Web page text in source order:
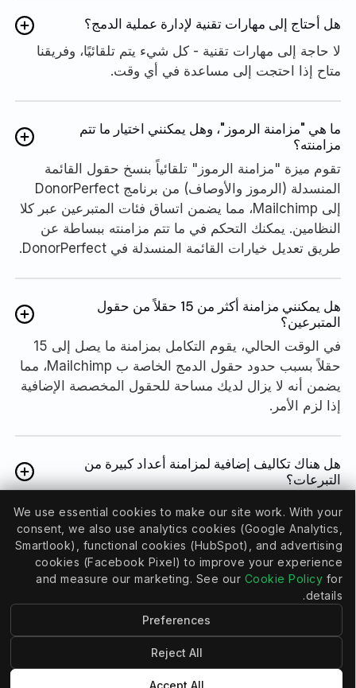
هل أحتاج إلى مهارات تقنية لإدارة عملية الدمج؟
لا حاجة إلى مهارات تقنية - كل شيء يتم تلقائيًا، وفريقنا
متاح إذا احتجت إلى مساعدة في أي وقت.
ما هي "مزامنة الرموز"، وهل يمكنني اختيار ما تتم
مزامنته؟
تقوم ميزة "مزامنة الرموز" تلقائياً بنسخ حقول القائمة
المنسدلة (الرموز والأوصاف) من برنامج DonorPerfect
إلى Mailchimp، مما يضمن اتساق فئات المتبرعين عبر كلا
النظامين. يمكنك التحكم في ما تتم مزامنته ببساطة عن
طريق تعديل خيارات القائمة المنسدلة في DonorPerfect.
هل يمكنني مزامنة أكثر من 15 حقلاً من حقول
المتبرعين؟
في الوقت الحالي، يقوم التكامل بمزامنة ما يصل إلى 15
حقلاً بسبب حدود حقول الدمج الخاصة ب Mailchimp، مما
يضمن أنه لا يزال لديك مساحة للحقول المخصصة الإضافية
إذا لزم الأمر.
هل هناك تكاليف إضافية لمزامنة أعداد كبيرة من
التبرعات؟
لا توجد تكاليف إضافية - لا توجد قيود على عدد التبرعات
التي تقوم بمزامنتها؛ فالأسعار تعتمد فقط على عدد
المتبرعين.
كيف يتعامل التكامل مع سجلات البريد الإلكتروني
يعامل Mailchimp كل بريد إلكتروني على أنه فريد من
نوعه، لذا إذا كان هناك عدة متبرعين يتشاركون عنوان بريد
We use essential cookies to make our site work. With your
consent, we also use analytics cookies (Google Analytics,
Smartlook), functional cookies (HubSpot), and advertising
cookies (Facebook Pixel) to improve your experience
and measure our marketing. See ourCookie Policy for
details.
Preferences
Reject All
Accept All